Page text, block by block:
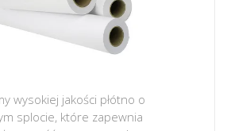
wysokiej jakości płótno o
splocie, które zapewnia